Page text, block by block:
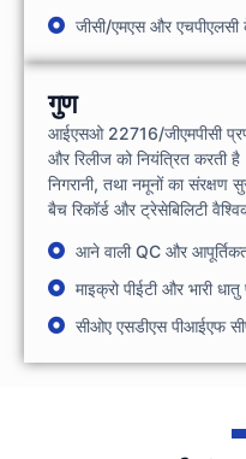
जीसी/एमएस और एचपीएलसी
गुण
आईएसओ 22716/जीएमपीसी
और रिलीज को नियंत्रित करती
निगरानी, ​​तथा नमूनों का संरक्षण
बैच रिकॉर्ड और ट्रेसेबिलिटी
आने वाली QC और
माइक्रो पीईटी और भारी धातु
सीओए एसडीएस पीआईएफ